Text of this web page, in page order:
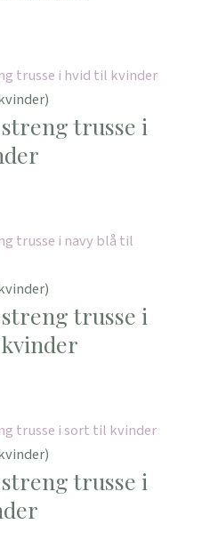
trusse i
trusse i
trusse i